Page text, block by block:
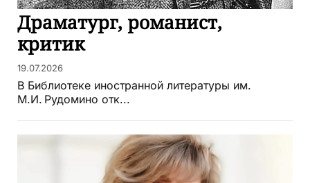
Драматург, романист,
критик
19.07.2026
В Библиотеке иностранной литературы им.
М.И. Рудомино отк...